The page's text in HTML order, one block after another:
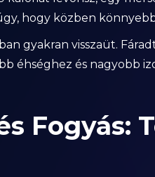
hogy közben
gyakran visszaüt.
éhséghez és nagyobb
Fogyás: